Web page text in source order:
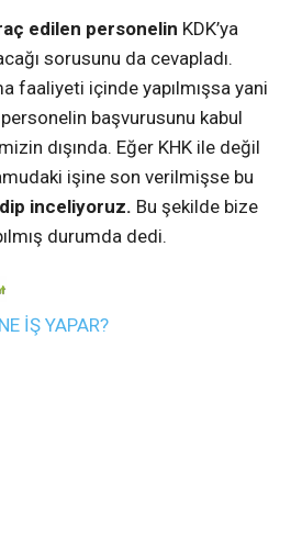
edilen personelin KDK’ya
sorusunu da cevapladı.
faaliyeti içinde yapılmışsa yani
başvurusunu kabul
dışında. Eğer KHK ile değil
işine son verilmişse bu
inceliyoruz. Bu şekilde bize
durumda dedi.
İŞ YAPAR?